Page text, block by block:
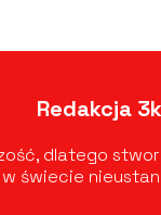
Redakcja
dlatego
świecie